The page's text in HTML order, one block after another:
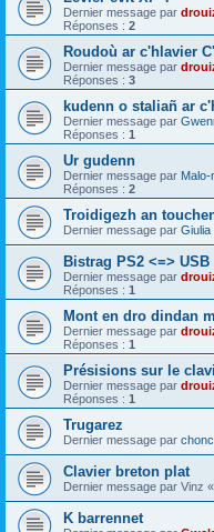
Dernier message par
Réponses : 2
Roudoù ar c'hlavier
Dernier message par
Réponses : 3
kudenn o staliañ ar
Dernier message par
Réponses : 1
Ur gudenn
Dernier message par Malo-
Réponses : 2
Troidigezh an
Dernier message par Giulia
Bistrag PS2 <=> USB
Dernier message par
Réponses : 1
Mont en dro dindan
Dernier message par
Réponses : 1
Présisions sur le
Dernier message par
Réponses : 1
Trugarez
Dernier message par
Clavier breton plat
Dernier message par Vinz «
K barrennet